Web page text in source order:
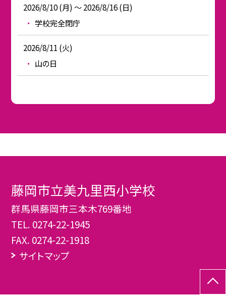
2026/8/10 (月) ～ 2026/8/16 (日)
学校完全閉庁
2026/8/11 (火)
山の日
藤岡市立美九里西小学校
群馬県藤岡市三本木769番地
TEL. 0274-22-1945
FAX. 0274-22-1918
サイトマップ